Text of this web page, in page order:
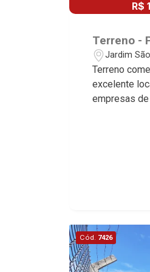
R$
Terreno -
Jardim
Terreno
excelente
empresas
Cód. 7426